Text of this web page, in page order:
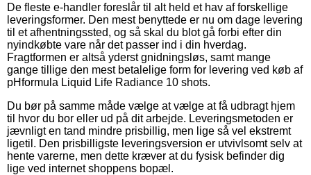
De fleste e-handler foreslår til alt held et hav af forskellige
leveringsformer. Den mest benyttede er nu om dage levering
til et afhentningssted, og så skal du blot gå forbi efter din
nyindkøbte vare når det passer ind i din hverdag.
Fragtformen er altså yderst gnidningsløs, samt mange
gange tillige den mest betalelige form for levering ved køb af
pHformula Liquid Life Radiance 10 shots.
Du bør på samme måde vælge at vælge at få udbragt hjem
til hvor du bor eller ud på dit arbejde. Leveringsmetoden er
jævnligt en tand mindre prisbillig, men lige så vel ekstremt
ligetil. Den prisbilligste leveringsversion er utvivlsomt selv at
hente varerne, men dette kræver at du fysisk befinder dig
lige ved internet shoppens bopæl.